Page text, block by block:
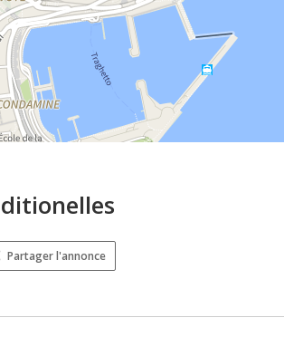
Partager l'annonce